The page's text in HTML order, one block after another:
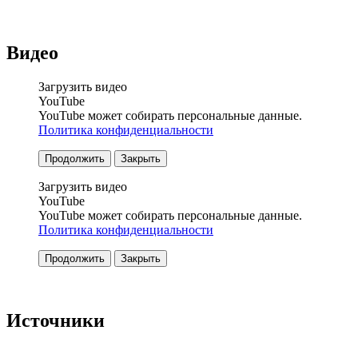
Видео
Загрузить видео
YouTube
YouTube может собирать персональные данные.
Политика конфиденциальности
Продолжить Закрыть
Загрузить видео
YouTube
YouTube может собирать персональные данные.
Политика конфиденциальности
Продолжить Закрыть
Источники